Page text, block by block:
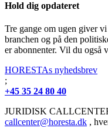
Hold dig opdateret
Tre gange om ugen giver
branchen og på den
er abonnenter. Vil du også
HORESTAs nyhedsbrev
;
+45 35 24 80 40
JURIDISK
callcenter@horesta.dk ,